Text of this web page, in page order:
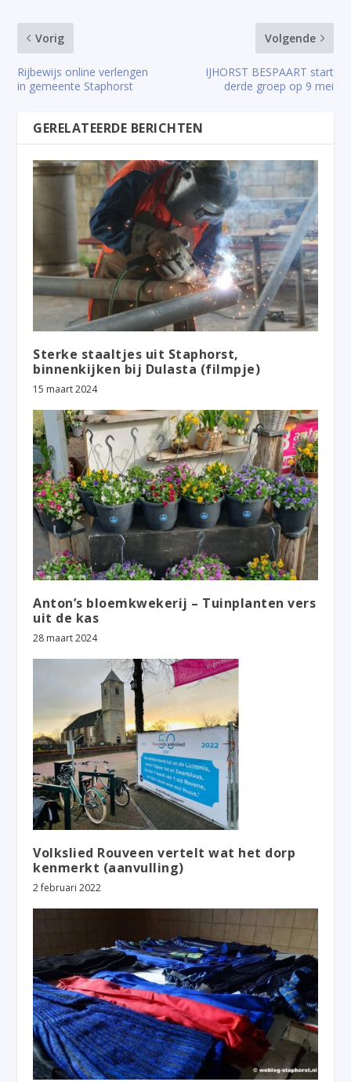
Vorig
Rijbewijs online verlengen
in gemeente Staphorst
Volgende
IJHORST BESPAART start
derde groep op 9 mei
GERELATEERDE BERICHTEN
Sterke staaltjes uit Staphorst,
binnenkijken bij Dulasta (filmpje)
15 maart 2024
Anton’s bloemkwekerij – Tuinplanten vers
uit de kas
28 maart 2024
Volkslied Rouveen vertelt wat het dorp
kenmerkt (aanvulling)
2 februari 2022